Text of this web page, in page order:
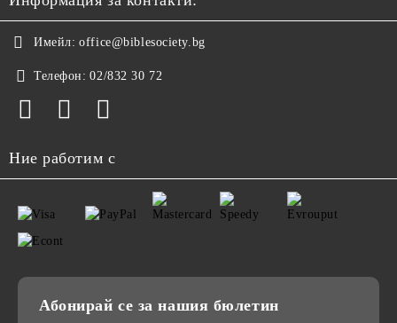
Имейл: office@biblesociety.bg
Телефон: 02/832 30 72
Ние работим с
Абонирай се за нашия бюлетин